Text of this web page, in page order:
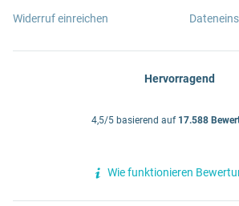
Widerruf einreichen
Hervorragend
4,5/5 basierend auf 17.588
Wie funktionieren